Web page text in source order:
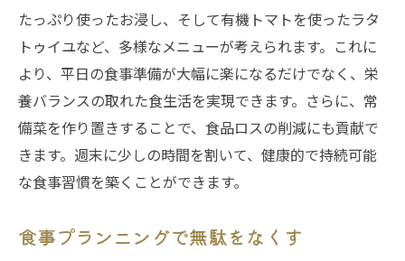
たっぷり使ったお浸し、そして有機トマトを使ったラタ
トゥイユなど、多様なメニューが考えられます。これに
より、平日の食事準備が大幅に楽になるだけでなく、栄
養バランスの取れた食生活を実現できます。さらに、常
備菜を作り置きすることで、食品ロスの削減にも貢献で
きます。週末に少しの時間を割いて、健康的で持続可能
な食事習慣を築くことができます。
食事プランニングで無駄をなくす